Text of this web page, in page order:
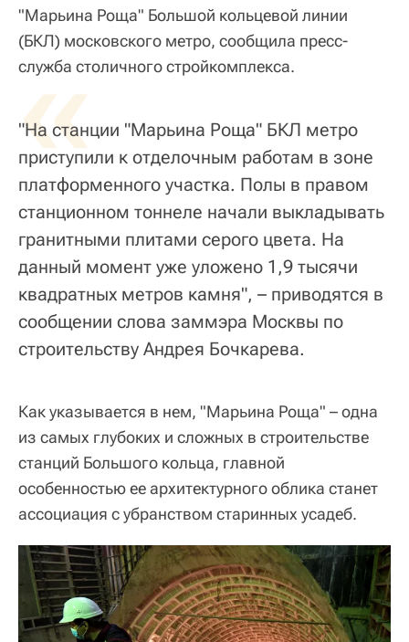
"Марьина Роща" Большой кольцевой линии
(БКЛ) московского метро, сообщила пресс-
служба столичного стройкомплекса.
«
"На станции "Марьина Роща" БКЛ метро
приступили к отделочным работам в зоне
платформенного участка. Полы в правом
станционном тоннеле начали выкладывать
гранитными плитами серого цвета. На
данный момент уже уложено 1,9 тысячи
квадратных метров камня", – приводятся в
сообщении слова заммэра Москвы по
строительству Андрея Бочкарева.
Как указывается в нем, "Марьина Роща" – одна
из самых глубоких и сложных в строительстве
станций Большого кольца, главной
особенностью ее архитектурного облика станет
ассоциация с убранством старинных усадеб.